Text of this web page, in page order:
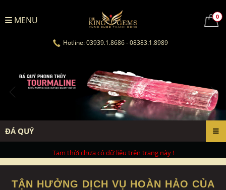
0
MENU
Hotline: 03939.1.8686 - 08383.1.8989
ĐÁ QUÝ
Tạm thời chưa có dữ liệu trên trang này !
TẬN HƯỞNG DỊCH VỤ HOÀN HẢO CỦA